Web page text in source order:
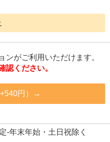
ンがご利用いただけます。
認ください。
円）→
-年末年始・土日祝除く